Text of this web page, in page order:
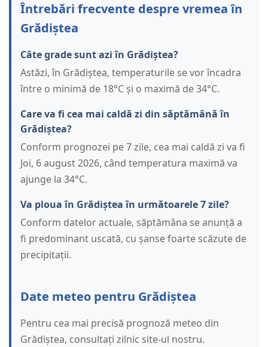
Întrebări frecvente despre vremea în
Grădiștea
Câte grade sunt azi în Grădiștea?
Astăzi, în Grădiștea, temperaturile se vor încadra
între o minimă de 18°C și o maximă de 34°C.
Care va fi cea mai caldă zi din săptămână în
Grădiștea?
Conform prognozei pe 7 zile, cea mai caldă zi va fi
Joi, 6 august 2026, când temperatura maximă va
ajunge la 34°C.
Va ploua în Grădiștea în următoarele 7 zile?
Conform datelor actuale, săptămâna se anunță a
fi predominant uscată, cu șanse foarte scăzute de
precipitații.
Date meteo pentru Grădiștea
Pentru cea mai precisă prognoză meteo din
Grădiștea, consultați zilnic site-ul nostru.